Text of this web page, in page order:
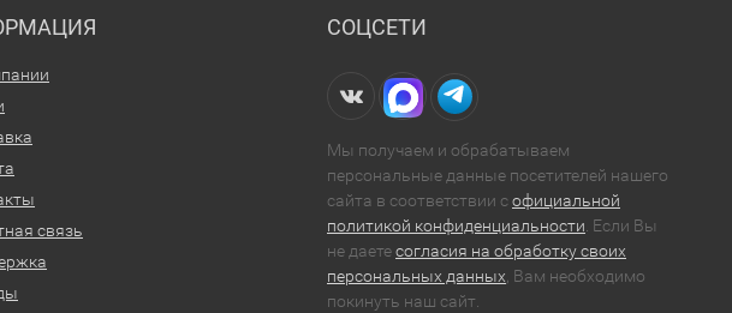
связь
СОЦСЕТИ
Мы получаем и обрабатываем
персональные данные посетителей нашего
сайта в соответствии софициальной
политикой конфиденциальности. Если Вы
не даетесогласия на обработку своих
персональных данных, Вам необходимо
покинуть наш сайт.